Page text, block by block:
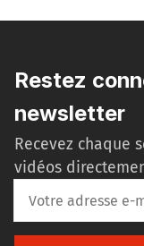
Restez
newsletter
Recevez chaque
vidéos